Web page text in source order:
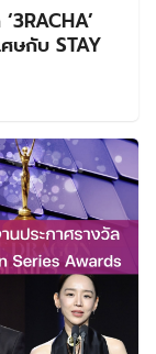
ษกับ STAY